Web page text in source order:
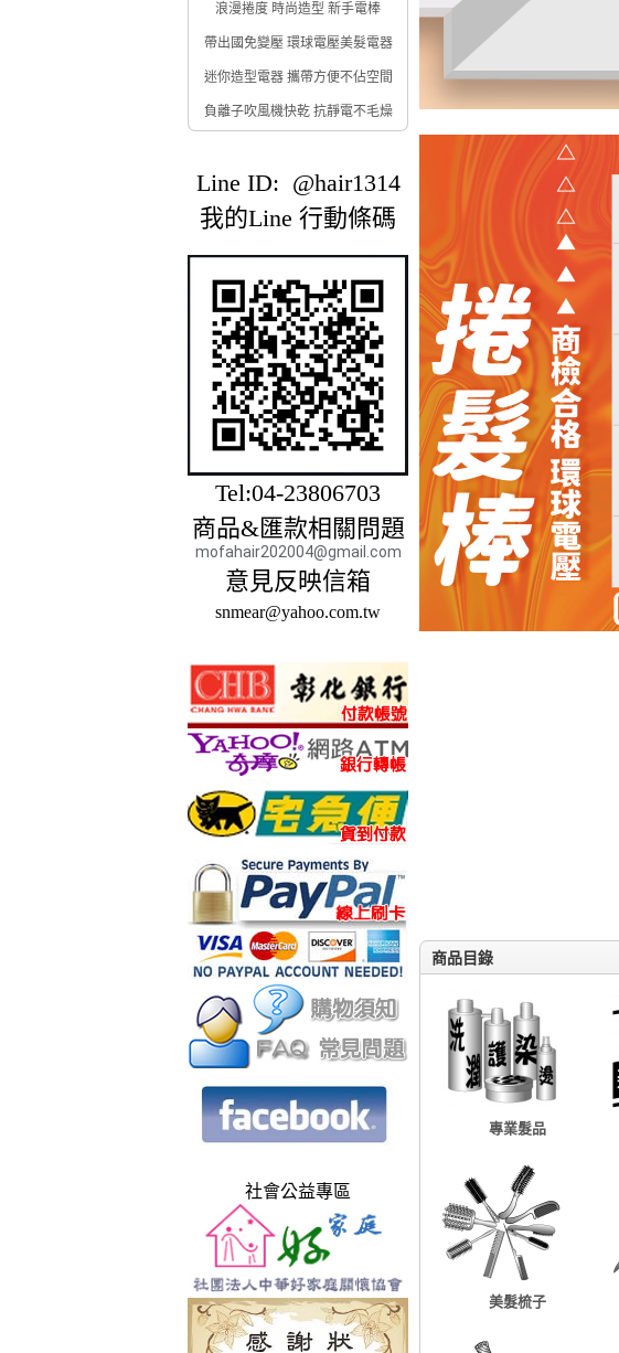
浪漫捲度 時尚造型 新手電棒
帶出國免變壓 環球電壓美髮電器
迷你造型電器 攜帶方便不佔空間
負離子吹風機快乾 抗靜電不毛燥
Line ID: @hair1314
我的Line 行動條碼
Tel:04-23806703
商品&匯款相關問題
mofahair202004@gmail.com
意見反映信箱
snmear@yahoo.com.tw
社會公益專區
商品目錄
專業髮品
美髮梳子